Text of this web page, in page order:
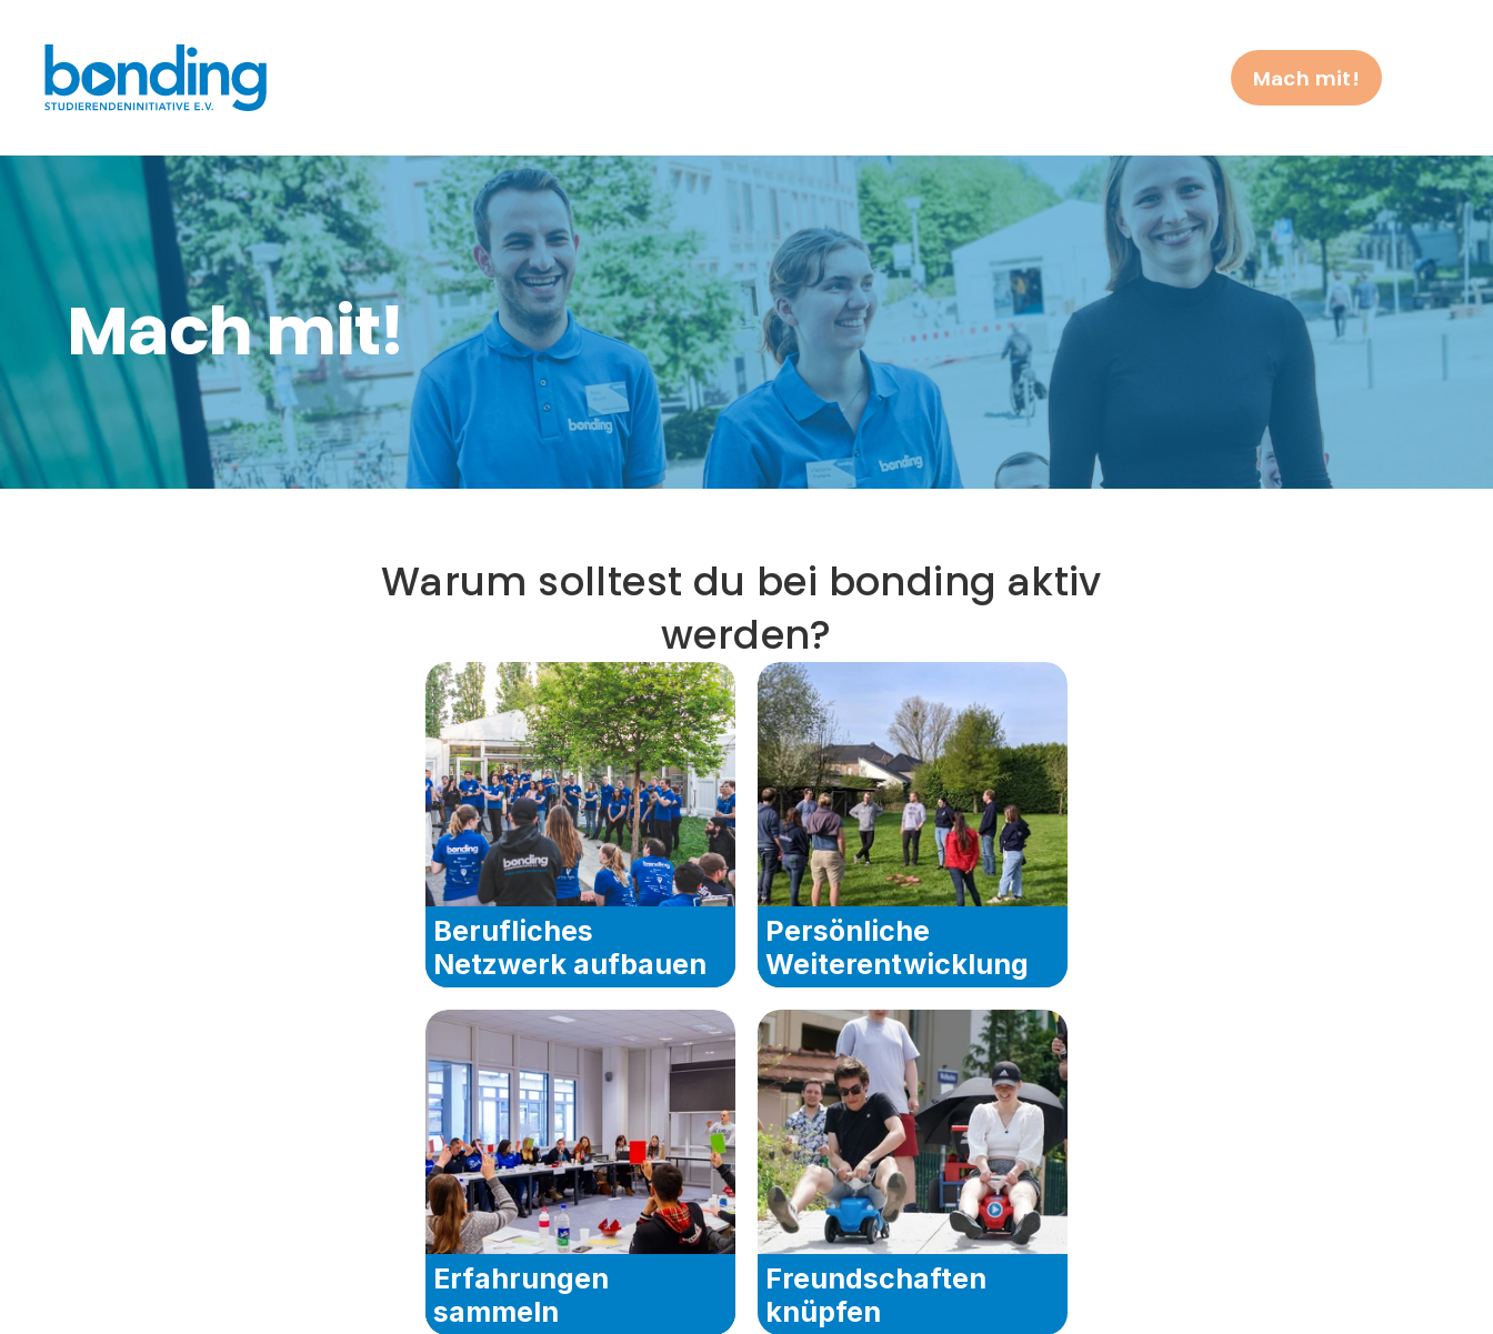
Mach mit!
Mach mit!
Warum solltest du bei bonding aktiv
werden?
Berufliches
Netzwerk aufbauen
Persönliche
Weiterentwicklung
Erfahrungen
sammeln
Freundschaften
knüpfen